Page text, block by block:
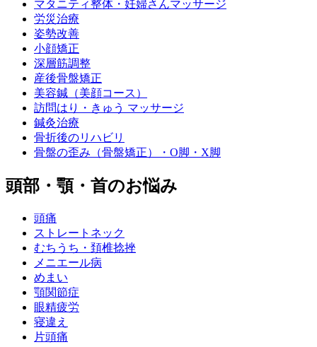
マタニティ整体・妊婦さんマッサージ
労災治療
姿勢改善
小顔矯正
深層筋調整
産後骨盤矯正
美容鍼（美顔コース）
訪問はり・きゅう マッサージ
鍼灸治療
骨折後のリハビリ
骨盤の歪み（骨盤矯正）・O脚・X脚
頭部・顎・首のお悩み
頭痛
ストレートネック
むちうち・頚椎捻挫
メニエール病
めまい
顎関節症
眼精疲労
寝違え
片頭痛